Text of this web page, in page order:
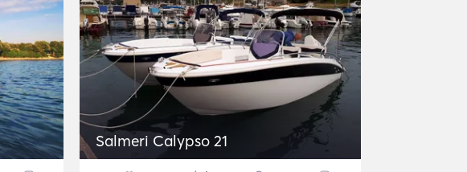
Salmeri Calypso 21